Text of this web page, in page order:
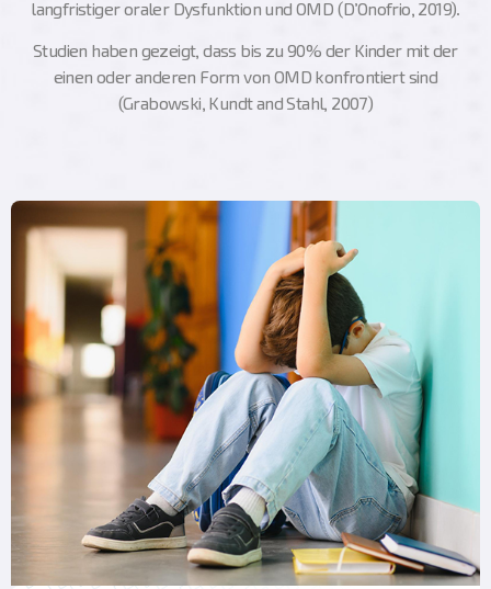
langfristiger oraler Dysfunktion und OMD (D’Onofrio, 2019).
Studien haben gezeigt, dass bis zu 90% der Kinder mit der
einen oder anderen Form von OMD konfrontiert sind
(Grabowski, Kundt and Stahl, 2007)